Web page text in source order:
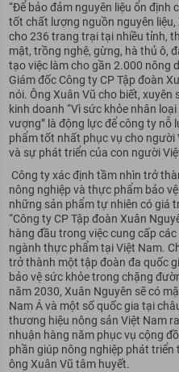
“Để bảo đảm nguyên liệu ổn định
tốt chất lượng nguồn nguyên liệu,
cho 236 trang trại tại nhiều tỉnh,
mật, trồng nghệ, gừng, hà thủ ô,
tạo việc làm cho gần 2.000 nông
Giám đốc Công ty CP Tập đoàn
nói. Ông Xuân Vũ cho biết,
kinh doanh “Vì sức khỏe nhân
vượng” là động lực để công ty nỗ
phẩm tốt nhất phục vụ cho người
và sự phát triển của con người
Công ty xác định tầm nhìn trở
nông nghiệp và thực phẩm bảo
những sản phẩm tự nhiên có giá
“Công ty CP Tập đoàn Xuân
hàng đầu trong việc cung cấp
ngành thực phẩm tại Việt Nam.
trở thành một tập đoàn đa quốc
bảo vệ sức khỏe trong chặng
năm 2030, Xuân Nguyên sẽ có
Nam Á và một số quốc gia tại
thương hiệu nông sản Việt Nam
nhuận hàng năm phục vụ cộng
phần giúp nông nghiệp phát triển
ông Xuân Vũ tâm huyết.